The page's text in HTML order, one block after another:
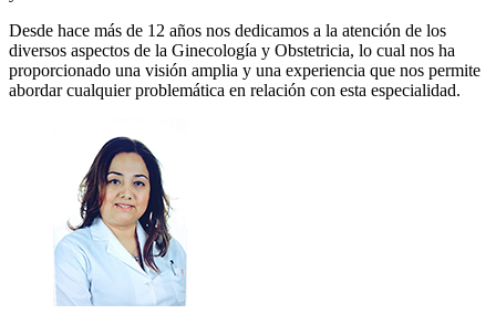
Desde hace más de 12 años nos dedicamos a la atención de los
diversos aspectos de la Ginecología y Obstetricia, lo cual nos ha
proporcionado una visión amplia y una experiencia que nos permite
abordar cualquier problemática en relación con esta especialidad.